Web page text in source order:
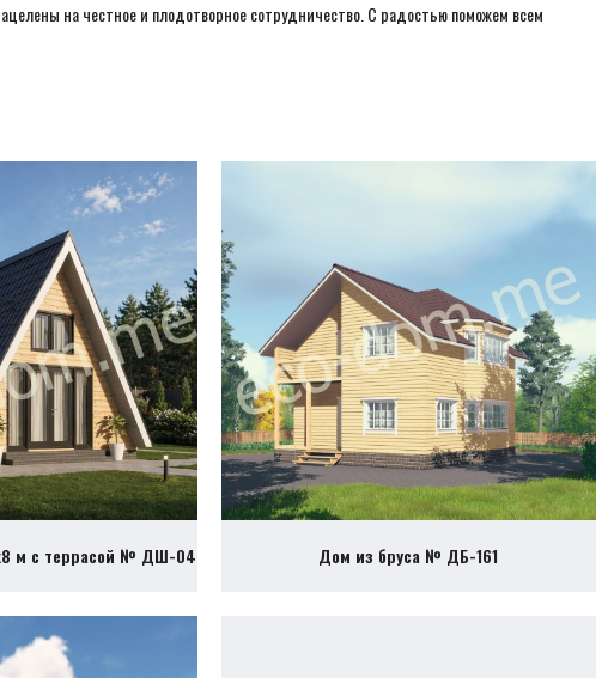
на честное и плодотворное сотрудничество. С радостью поможем всем
м с террасой № ДШ-04 Дом из бруса № ДБ-161